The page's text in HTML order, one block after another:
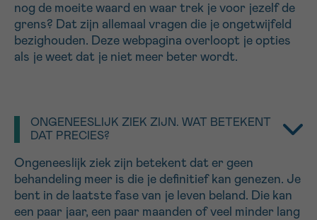
nog de moeite waard en waar trek je voor jezelf de
grens? Dat zijn allemaal vragen die je ongetwijfeld
bezighouden. Deze webpagina overloopt je opties
als je weet dat je niet meer beter wordt.
ONGENEESLIJK ZIEK ZIJN. WAT BETEKENT
DAT PRECIES?
Ongeneeslijk ziek zijn betekent dat er geen
behandeling meer is die je definitief kan genezen. Je
bent in de laatste fase van je leven beland. Die kan
een paar jaar, een paar maanden of veel minder lang
EMAIL
Ja, stuur mij de nieuwsbrief
Ik aanvaard de
gebruiksvoorwaarden
*VERPLICHT VELD